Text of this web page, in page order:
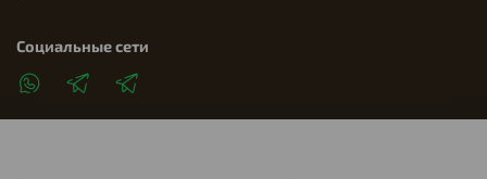
Социальные сети